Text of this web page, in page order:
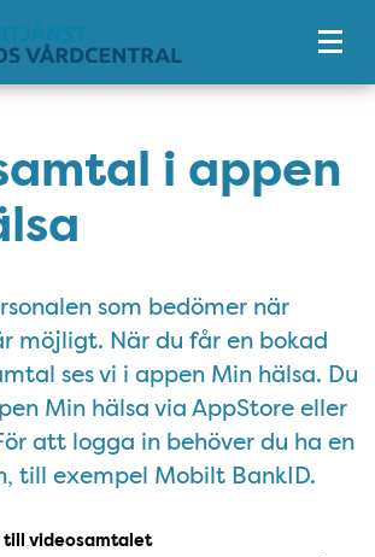
i appen
som bedömer när
möjligt. När du får en bokad
ses vi i appen Min hälsa. Du
Min hälsa via AppStore eller
att logga in behöver du ha en
till exempel Mobilt BankID.
till videosamtalet